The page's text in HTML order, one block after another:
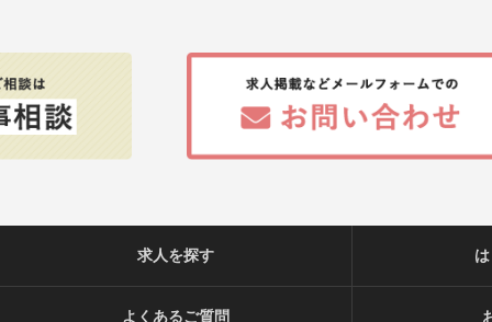
求人を探す
よくあるご質問